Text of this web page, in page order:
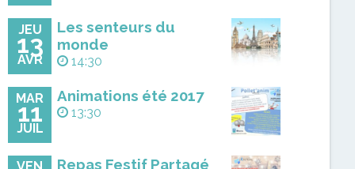
JEU
13
AVR
Les senteurs du
monde
14:30
MAR
11
JUIL
Animations été 2017
13:30
Repas Festif Partagé